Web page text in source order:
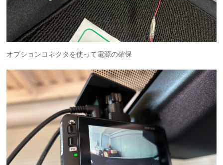
オプションコネクタを使って電源の確保